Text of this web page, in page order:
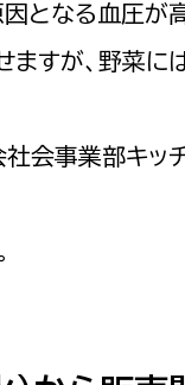
子ども若者部
となる血圧が
すが、野菜に
会事業部キッ